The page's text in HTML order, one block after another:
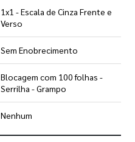
1x1 - Escala de Cinza Frente e
Verso
Sem Enobrecimento
Blocagem com 100 folhas -
Serrilha - Grampo
Nenhum